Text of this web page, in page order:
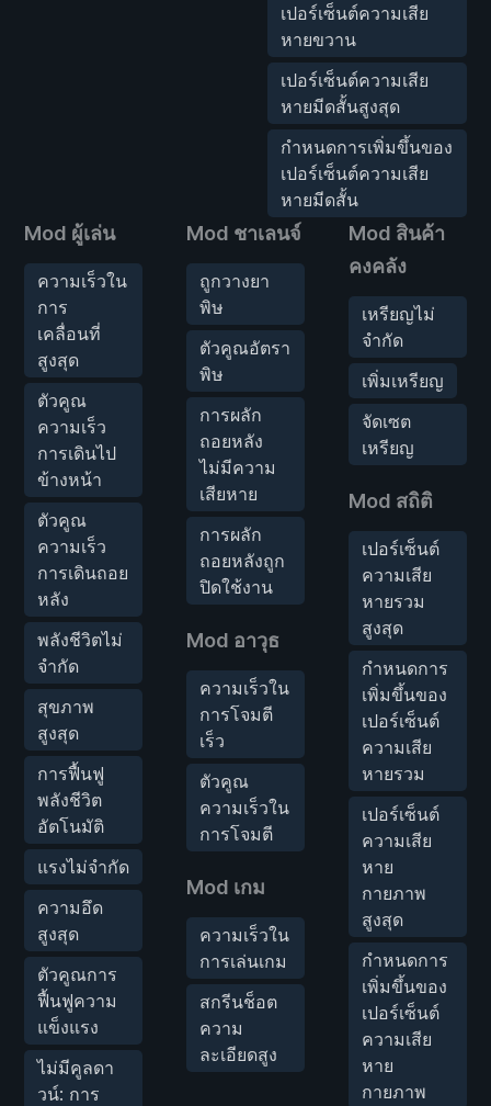
เปอร์เซ็นต์ความเสีย
หายขวาน
เปอร์เซ็นต์ความเสีย
หายมีดสั้นสูงสุด
กำหนดการเพิ่มขึ้นของ
เปอร์เซ็นต์ความเสีย
หายมีดสั้น
Mod ผู้เล่น
ความเร็วใน
การ
เคลื่อนที่
สูงสุด
ตัวคูณ
ความเร็ว
การเดินไป
ข้างหน้า
ตัวคูณ
ความเร็ว
การเดินถอย
หลัง
พลังชีวิตไม่
จำกัด
สุขภาพ
สูงสุด
การฟื้นฟู
พลังชีวิต
อัตโนมัติ
แรงไม่จำกัด
ความอึด
สูงสุด
ตัวคูณการ
ฟื้นฟูความ
แข็งแรง
ไม่มีคูลดา
วน์: การ
Mod ชาเลนจ์
ถูกวางยา
พิษ
ตัวคูณอัตรา
พิษ
การผลัก
ถอยหลัง
ไม่มีความ
เสียหาย
การผลัก
ถอยหลังถูก
ปิดใช้งาน
Mod อาวุธ
ความเร็วใน
การโจมตี
เร็ว
ตัวคูณ
ความเร็วใน
การโจมตี
Mod เกม
ความเร็วใน
การเล่นเกม
สกรีนช็อต
ความ
ละเอียดสูง
Mod สินค้า
คงคลัง
เหรียญไม่
จำกัด
เพิ่มเหรียญ
จัดเซต
เหรียญ
Mod สถิติ
เปอร์เซ็นต์
ความเสีย
หายรวม
สูงสุด
กำหนดการ
เพิ่มขึ้นของ
เปอร์เซ็นต์
ความเสีย
หายรวม
เปอร์เซ็นต์
ความเสีย
หาย
กายภาพ
สูงสุด
กำหนดการ
เพิ่มขึ้นของ
เปอร์เซ็นต์
ความเสีย
หาย
กายภาพ